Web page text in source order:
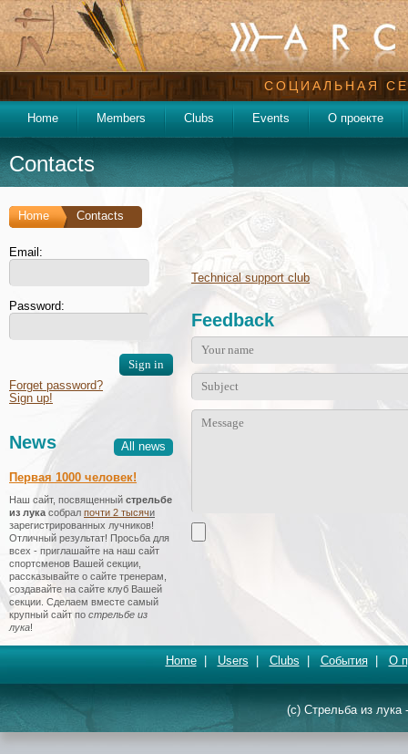
СОЦИАЛЬНАЯ
Home Members Clubs Events О проекте
Contacts
Home Contacts
Email:
Password:
Forget password?
Sign up!
All news
News
Первая 1000 человек!
Наш сайт, посвященный стрельбе
из лука собрал почти 2 тысячи
зарегистрированных лучников!
Отличный результат! Просьба для
всех - приглашайте на наш сайт
спортсменов Вашей секции,
рассказывайте о сайте тренерам,
создавайте на сайте клуб Вашей
секции. Сделаем вместе самый
крупный сайт по стрельбе из
лука!
Technical support club
Feedback
Home| Users Clubs События| О
(c) Стрельба из лука